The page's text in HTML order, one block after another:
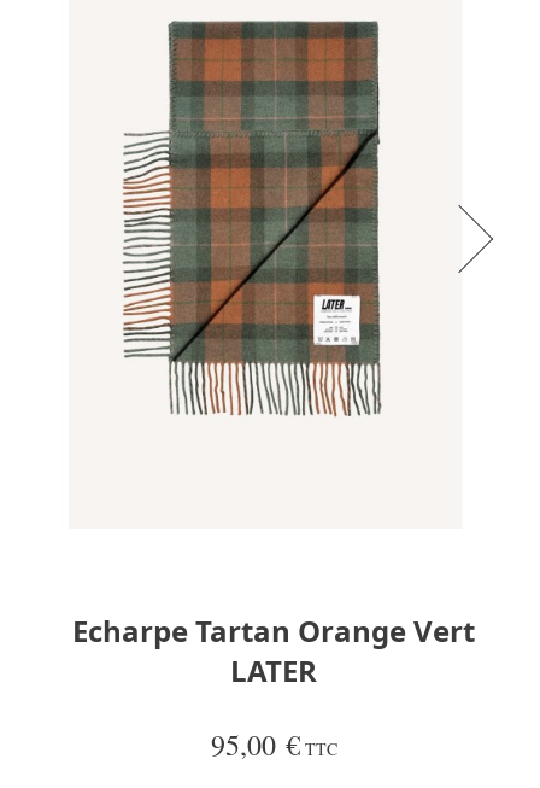
Echarpe Tartan Orange Vert
LATER
95,00 € TTC